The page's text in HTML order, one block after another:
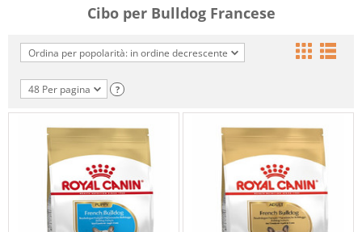
Cibo per Bulldog Francese
Ordina per popolarità: in ordine decrescente
48 Per pagina ?